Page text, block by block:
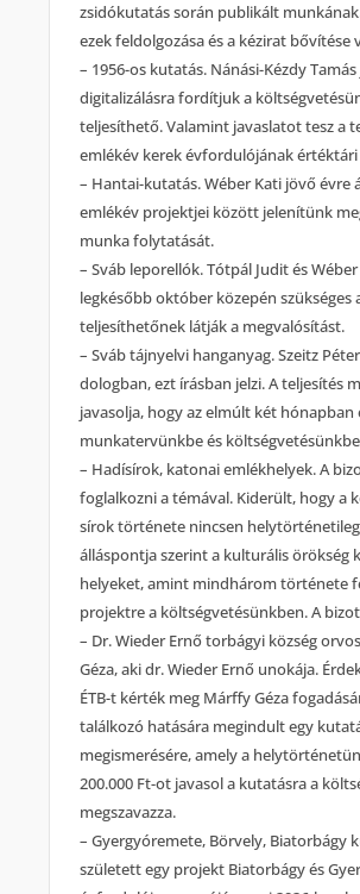
zsidókutatás során publikált
ezek feldolgozása és a kézirat
– 1956-os kutatás. Nánási-Kézdy
digitalizálásra fordítjuk a
teljesíthető. Valamint javaslatot tesz a
emlékév kerek évfordulójának
– Hantai-kutatás. Wéber Kati jövő
emlékév projektjei között jelenítünk
munka folytatását.
– Sváb leporellók. Tótpál Judit és
legkésőbb október közepén szükséges
teljesíthetőnek látják a megvalósítást.
– Sváb tájnyelvi hanganyag. Szeitz
dologban, ezt írásban jelzi. A teljesítés
javasolja, hogy az elmúlt két
munkatervünkbe és
– Hadísírok, katonai emlékhelyek. A
foglalkozni a témával. Kiderült, hogy a
sírok története nincsen
álláspontja szerint a kulturális örökség
helyeket, amint mindhárom története
projektre a költségvetésünkben. A
– Dr. Wieder Ernő torbágyi község
Géza, aki dr. Wieder Ernő unokája.
ÉTB-t kérték meg Márffy Géza
találkozó hatására megindult egy
megismerésére, amely a
200.000 Ft-ot javasol a kutatásra a
megszavazza.
– Gyergyóremete, Börvely, Biatorbágy
született egy projekt Biatorbágy és